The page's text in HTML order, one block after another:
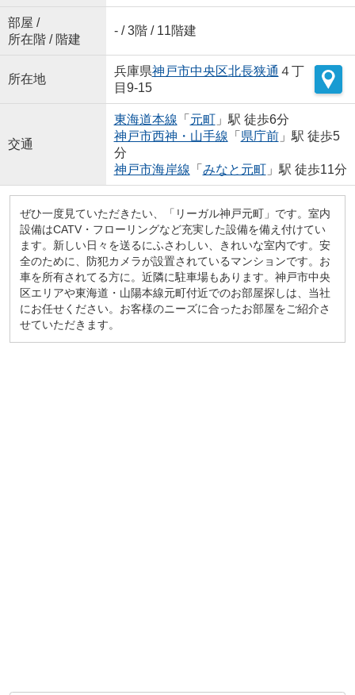
部屋 /
所在階 / 階建
- / 3階 / 11階建
所在地
兵庫県神戸市中央区北長狭通 ４丁
目9-15
交通
東海道本線 「 元町」駅 徒歩6分
神戸市西神・山手線 「 県庁前」駅 徒歩5
分
神戸市海岸線 「 みなと元町」駅 徒歩11分
ぜひ一度見ていただきたい、「リーガル神戸元町」です。室内
設備はCATV・フローリングなど充実した設備を備え付けてい
ます。新しい日々を送るにふさわしい、きれいな室内です。安
全のために、防犯カメラが設置されているマンションです。お
車を所有されてる方に。近隣に駐車場もあります。神戸市中央
区エリアや東海道・山陽本線元町付近でのお部屋探しは、当社
にお任せください。お客様のニーズに合ったお部屋をご紹介さ
せていただきます。